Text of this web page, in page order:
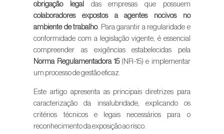
obrigação legal
das empresas que possuem
colaboradores expostos a agentes nocivos no
ambiente de trabalho. Para garantir a regularidade e
conformidade com a legislação vigente, é essencial
compreender as exigências estabelecidas pela
Norma Regulamentadora 15 (NR-15) e implementar
um processo de gestão eficaz.
Este artigo apresenta as principais diretrizes para
caracterização da insalubridade, explicando os
critérios técnicos e legais necessários para o
reconhecimento da exposição ao risco.